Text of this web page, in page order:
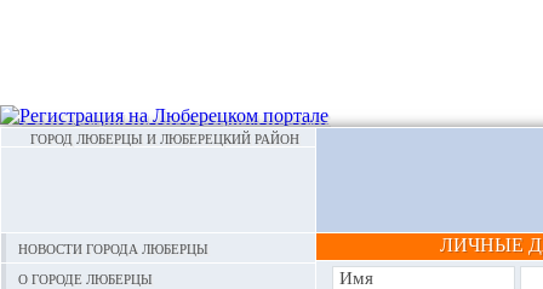
ГОРОД ЛЮБЕРЦЫ И ЛЮБЕРЕЦКИЙ РАЙОН
Новости города Люберцы
О городе Люберцы
ЛИЧНЫЕ